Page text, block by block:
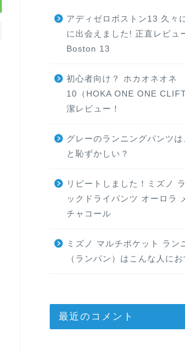
アディゼロボストン13 久々
に出会えました! 正直レビュ
Boston 13
初心者向け？ ホカオネオネ
10（HOKA ONE ONE
潔レビュー！
グレーのランニングパンツは
と恥ずかしい？
リピートしました！ミズノ
ックドライパンツ オーロラ
チャコール
ミズノ マルチポケット ラン
（ランパン）はこんな人にお
最近のコメント